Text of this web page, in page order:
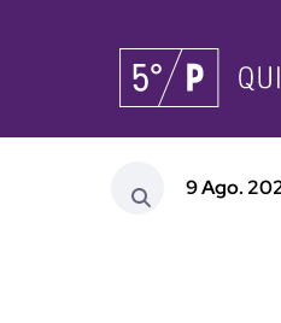
9 Ago.